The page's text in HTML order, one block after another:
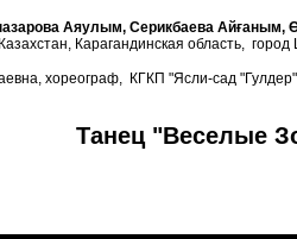
Аяулым, Серикбаева Айғаным,
Карагандинская область, город
хореограф, КГКП "Ясли-сад
Танец "Веселые